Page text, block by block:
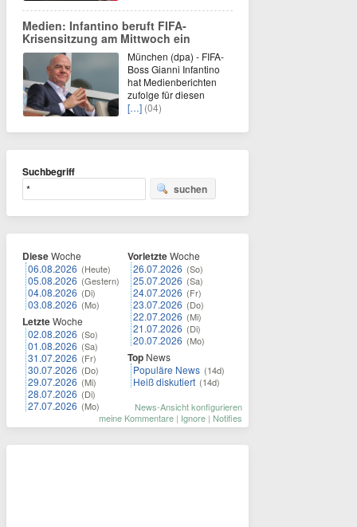
Medien: Infantino beruft FIFA-
Krisensitzung am Mittwoch ein
München (dpa) - FIFA-
Boss Gianni Infantino
hat Medienberichten
zufolge für diesen
[…] (04)
Suchbegriff
suchen
DieseWoche
06.08.2026 (Heute)
05.08.2026 (Gestern)
04.08.2026 (Di)
03.08.2026 (Mo)
LetzteWoche
02.08.2026 (So)
01.08.2026 (Sa)
31.07.2026 (Fr)
30.07.2026 (Do)
29.07.2026 (Mi)
28.07.2026 (Di)
27.07.2026 (Mo)
VorletzteWoche
26.07.2026 (So)
25.07.2026 (Sa)
24.07.2026 (Fr)
23.07.2026 (Do)
22.07.2026 (Mi)
21.07.2026 (Di)
20.07.2026 (Mo)
Top News
Populäre News (14d)
Heiß diskutiert (14d)
News-Ansicht konfigurieren
meine Kommentare | Ignore | Notifies